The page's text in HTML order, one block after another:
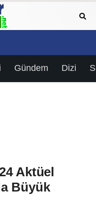
Gündem Dizi
Aktüel
Büyük